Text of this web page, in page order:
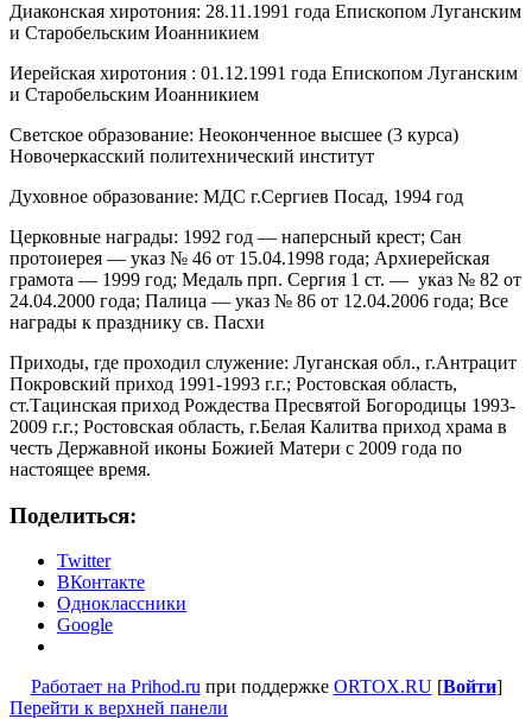
Диаконская хиротония: 28.11.1991 года Епископом Луганским
и Старобельским Иоанникием
Иерейская хиротония : 01.12.1991 года Епископом Луганским
и Старобельским Иоанникием
Светское образование: Неоконченное высшее (3 курса)
Новочеркасский политехнический институт
Духовное образование: МДС г.Сергиев Посад, 1994 год
Церковные награды: 1992 год — наперсный крест; Сан
протоиерея — указ № 46 от 15.04.1998 года; Архиерейская
грамота — 1999 год; Медаль прп. Сергия 1 ст. — указ № 82 от
24.04.2000 года; Палица — указ № 86 от 12.04.2006 года; Все
награды к празднику св. Пасхи
Приходы, где проходил служение: Луганская обл., г.Антрацит
Покровский приход 1991-1993 г.г.; Ростовская область,
ст.Тацинская приход Рождества Пресвятой Богородицы 1993-
2009 г.г.; Ростовская область, г.Белая Калитва приход храма в
честь Державной иконы Божией Матери с 2009 года по
настоящее время.
Поделиться:
Twitter
ВКонтакте
Одноклассники
Google
Работает на Prihod.ruпри поддержке ORTOX.RU[Войти]
Перейти к верхней панели